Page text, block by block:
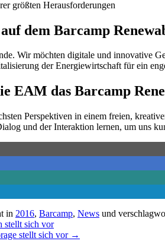
größten Herausforderungen
dem Barcamp
Wir möchten digitale und innovative
der Energiewirtschaft für ein
EAM das Barcamp
Perspektiven in einem freien,
und der Interaktion lernen, um uns
in 2016, Barcamp, News und
stellt sich vor
stellt sich vor →